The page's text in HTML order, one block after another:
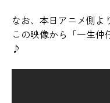
なお、本日アニメ側よ
この映像から「一生
♪